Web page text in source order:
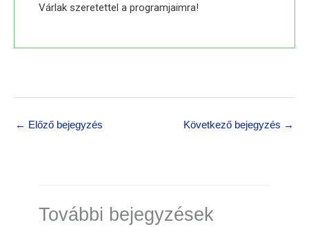
Várlak szeretettel a programjaimra!
← Előző bejegyzés Következő bejegyzés →
További bejegyzések